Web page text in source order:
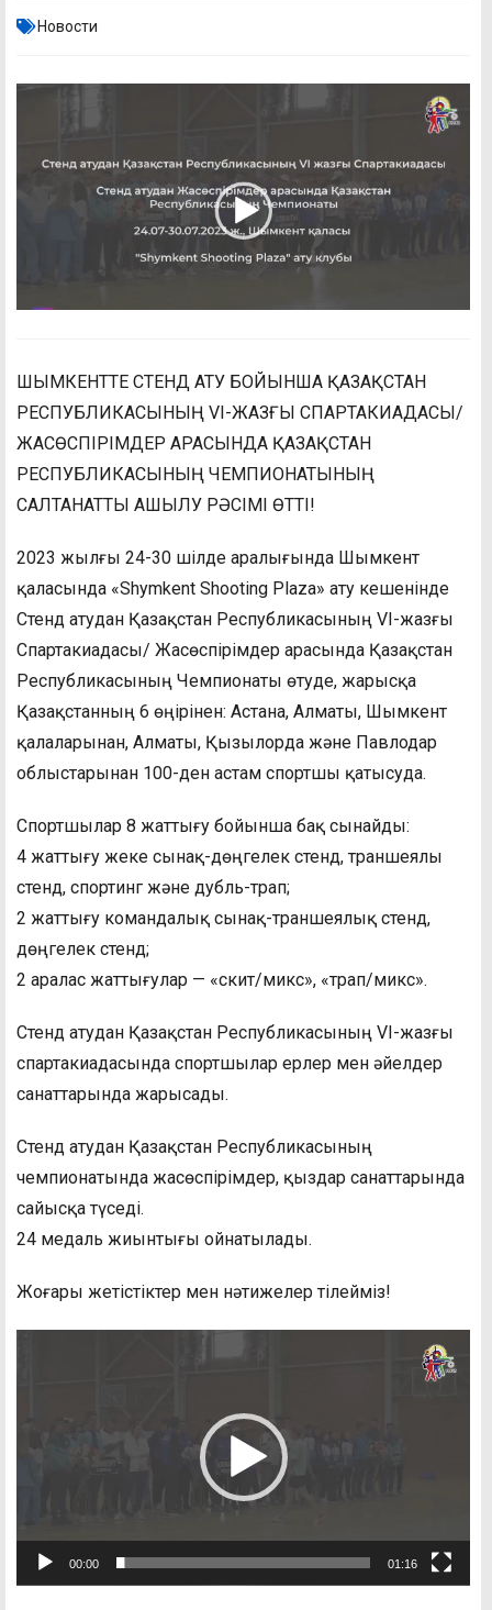
Новости
ШЫМКЕНТТЕ СТЕНД АТУ БОЙЫНША ҚАЗАҚСТАН
РЕСПУБЛИКАСЫНЫҢ VI-ЖАЗҒЫ СПАРТАКИАДАСЫ/
ЖАСӨСПІРІМДЕР АРАСЫНДА ҚАЗАҚСТАН
РЕСПУБЛИКАСЫНЫҢ ЧЕМПИОНАТЫНЫҢ
САЛТАНАТТЫ АШЫЛУ РӘСІМІ ӨТТІ!
2023 жылғы 24-30 шілде аралығында Шымкент
қаласында «Shymkent Shooting Plaza» ату кешенінде
Стенд атудан Қазақстан Республикасының VI-жазғы
Спартакиадасы/ Жасөспірімдер арасында Қазақстан
Республикасының Чемпионаты өтуде, жарысқа
Қазақстанның 6 өңірінен: Астана, Алматы, Шымкент
қалаларынан, Алматы, Қызылорда және Павлодар
облыстарынан 100-ден астам спортшы қатысуда.
Спортшылар 8 жаттығу бойынша бақ сынайды:
4 жаттығу жеке сынақ-дөңгелек стенд, траншеялы
стенд, спортинг және дубль-трап;
2 жаттығу командалық сынақ-траншеялық стенд,
дөңгелек стенд;
2 аралас жаттығулар — «скит/микс», «трап/микс».
Стенд атудан Қазақстан Республикасының VI-жазғы
спартакиадасында спортшылар ерлер мен әйелдер
санаттарында жарысады.
Стенд атудан Қазақстан Республикасының
чемпионатында жасөспірімдер, қыздар санаттарында
сайысқа түседі.
24 медаль жиынтығы ойнатылады.
Жоғары жетістіктер мен нәтижелер тілейміз!
00:00 01:16